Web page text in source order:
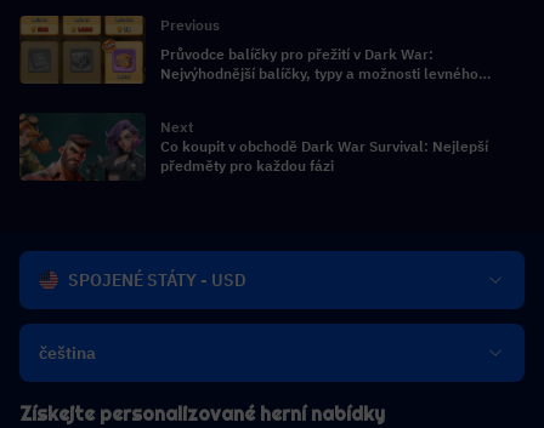
Previous
Průvodce balíčky pro přežití v Dark War:
Nejvýhodnější balíčky, typy a možnosti levného
Next
Co koupit v obchodě Dark War Survival: Nejlepší
předměty pro každou fázi
SPOJENÉ STÁTY - USD
čeština
Získejte personalizované herní nabídky